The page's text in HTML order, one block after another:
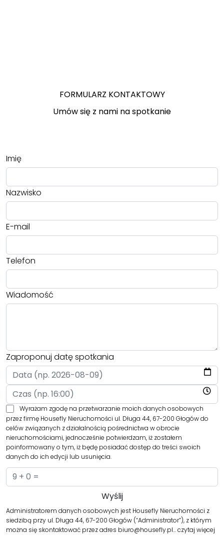
FORMULARZ KONTAKTOWY
Umów się z nami na spotkanie
Imię
Nazwisko
E-mail
Telefon
Wiadomość
Zaproponuj datę spotkania
Wyrażam zgodę na przetwarzanie moich danych osobowych
przez firmę Housefly Nieruchomości ul. Długa 44, 67-200 Głogów do
celów związanych z działalnością pośrednictwa w obrocie
nieruchomościami, jednocześnie potwierdzam, iż zostałem
poinformowany o tym, iż będę posiadać dostęp do treści swoich
danych do ich edycji lub usunięcia.
Administratorem danych osobowych jest Housefly Nieruchomości z
siedzibą przy ul. Długa 44, 67-200 Głogów (“Administrator”), z którym
można się skontaktować przez adres biuro@housefly.pl…czytaj więcej